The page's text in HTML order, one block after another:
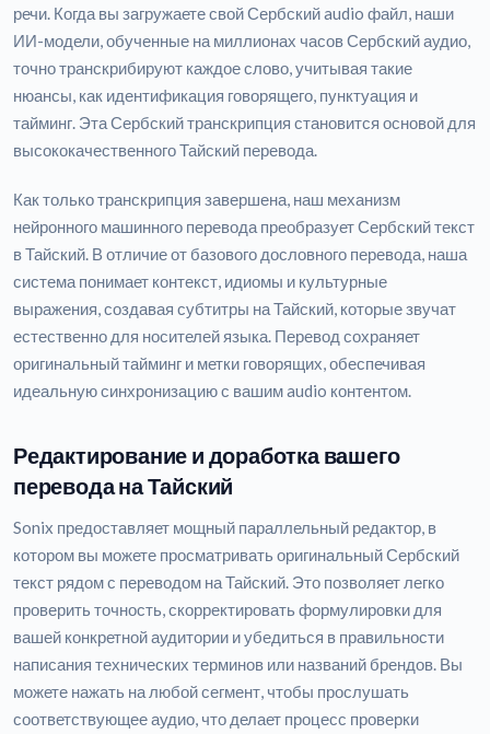
речи. Когда вы загружаете свой Сербский audio файл, наши
ИИ-модели, обученные на миллионах часов Сербский аудио,
точно транскрибируют каждое слово, учитывая такие
нюансы, как идентификация говорящего, пунктуация и
тайминг. Эта Сербский транскрипция становится основой для
высококачественного Тайский перевода.
Как только транскрипция завершена, наш механизм
нейронного машинного перевода преобразует Сербский текст
в Тайский. В отличие от базового дословного перевода, наша
система понимает контекст, идиомы и культурные
выражения, создавая субтитры на Тайский, которые звучат
естественно для носителей языка. Перевод сохраняет
оригинальный тайминг и метки говорящих, обеспечивая
идеальную синхронизацию с вашим audio контентом.
Редактирование и доработка вашего
перевода на Тайский
Sonix предоставляет мощный параллельный редактор, в
котором вы можете просматривать оригинальный Сербский
текст рядом с переводом на Тайский. Это позволяет легко
проверить точность, скорректировать формулировки для
вашей конкретной аудитории и убедиться в правильности
написания технических терминов или названий брендов. Вы
можете нажать на любой сегмент, чтобы прослушать
соответствующее аудио, что делает процесс проверки